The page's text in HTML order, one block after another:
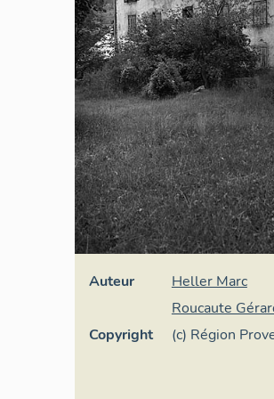
Auteur
Heller Marc
Roucaute
Copyright
(c) Région